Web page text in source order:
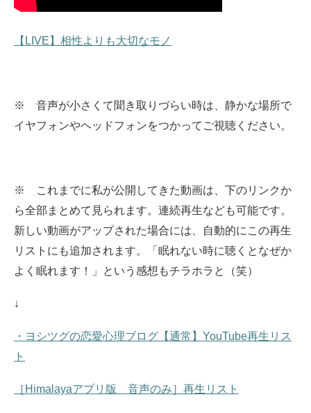
【LIVE】相性よりも大切なモノ
※ 音声が小さくて聞き取りづらい時は、静かな場所で
イヤフォンやヘッドフォンをつかってご視聴ください。
※ これまでに私が公開してきた動画は、下のリンクか
ら全部まとめて見られます。 連続再生なども可能です。
新しい動画がアップされた場合には、自動的にこの再生
リストにも追加されます。
「眠れない時に聴くとなぜか
よく眠れます！」という感想もチラホラと（笑）
↓
・ヨシツグの恋愛心理ブログ【通常】YouTube再生リス
ト
［Himalayaアプリ版 音声のみ］再生リスト